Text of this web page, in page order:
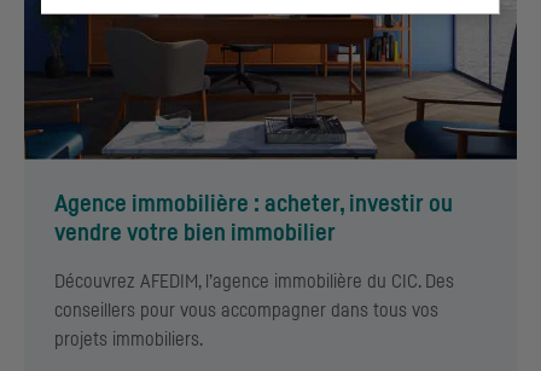
Agence immobilière : acheter, investir ou
vendre votre bien immobilier
Découvrez AFEDIM, l’agence immobilière du CIC. Des
conseillers pour vous accompagner dans tous vos
projets immobiliers.